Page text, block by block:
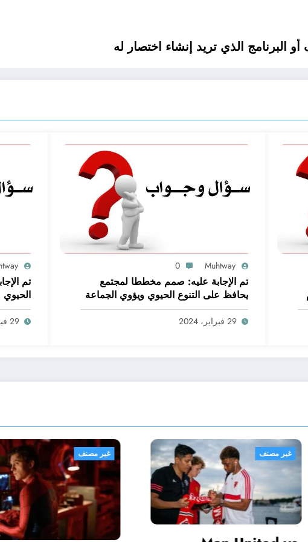
البرنامج الذي تريد إنشاء اختصار له
Muhtway
0
تم الإجابة عليه: صمم مخططا لمجتمع
يحافظ على التنوع الحيوي ويؤوي الجماعة
البشرية. اعمل ضمن مجموعات صغيرة
لتحقيق هذه المهمة
29 فبراير، 2024
تم
الحيوي
29 فبراير، 2024
غير مصنف